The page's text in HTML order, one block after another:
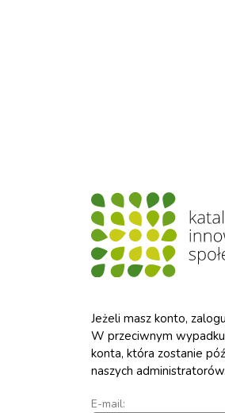
Jeżeli masz konto,
W przeciwnym wypadku
konta, która zostanie
naszych administratorów.
E-mail: